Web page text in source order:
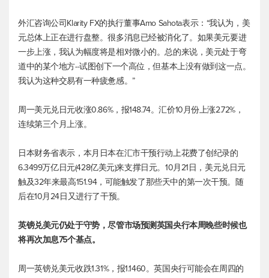
外汇咨询公司Klarity FX的执行董事Amo Sahota表示：“我认为，美
元总体上正在进行盘整。很多消息已经被消化了。如果美元要进
一步上涨，我认为幅度将是相对微小的。总的来说，美元处于弯
道中的某个地方--试图创下一个高位，但基本上没有做到这一点。
我认为这种交易有一种疲惫感。”
周一美元兑日元收涨0.86%，报148.74。汇价10月份上涨2.72%，
连续第三个月上涨。
日本财务省表示，本月日本在汇市干预行动上花费了创纪录的
6.3499万亿日元(428亿美元)来支撑日元。10月21日， 美元兑日元
触及32年来最高151.94，可能触发了那些天中的第一次干预。随
后在10月24日又进行了干预。
英镑兑美元仍处于守势，尽管市场预测英国央行本周晚些时候也
将再次加息75个基点。
周一英镑兑美元收跌1.31%，报1.1460。英国央行可能会在周四的